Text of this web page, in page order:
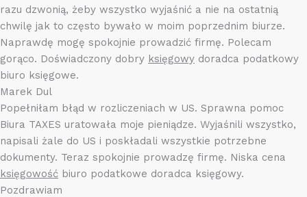
razu dzwonią, żeby wszystko wyjaśnić a nie na ostatnią
chwilę jak to często bywało w moim poprzednim biurze.
Naprawdę mogę spokojnie prowadzić firmę. Polecam
gorąco. Doświadczony dobry księgowy doradca podatkowy
biuro księgowe.
Marek Dul
Popełniłam błąd w rozliczeniach w US. Sprawna pomoc
Biura TAXES uratowała moje pieniądze. Wyjaśnili wszystko,
napisali żale do US i poskładali wszystkie potrzebne
dokumenty. Teraz spokojnie prowadzę firmę. Niska cena
księgowość biuro podatkowe doradca księgowy.
Pozdrawiam